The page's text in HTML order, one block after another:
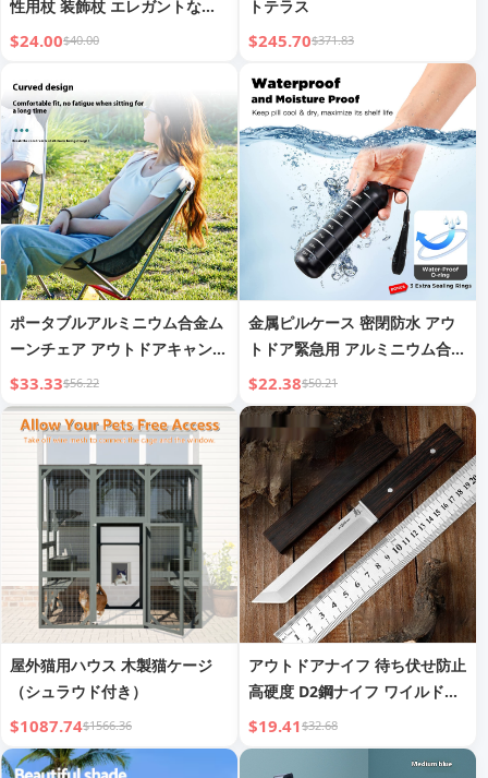
性用杖 装飾杖 エレガントなフ
ァッション ヴィンテージ ハン
$24.00$40.00
トテラス
$245.70$371.83
ポータブルアルミニウム合金ム
ーンチェア アウトドアキャンプ
レジャーチェア ポータブルビー
チチェア
$33.33$56.22
金属ピルケース 密閉防水 アウ
トドア緊急用 アルミニウム合金
ピルボトル
$22.38$50.21
屋外猫用ハウス 木製猫ケージ
（シュラウド付き）
$1087.74$1566.36
アウトドアナイフ 待ち伏せ防止
高硬度 D2鋼ナイフ ワイルドサ
バイバル ポケットナイフ スト
レートナイフ ミリタリーナイフ
$19.41$32.68